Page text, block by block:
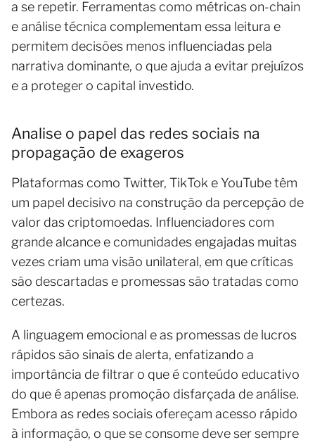
a se repetir. Ferramentas como métricas on-chain
e análise técnica complementam essa leitura e
permitem decisões menos influenciadas pela
narrativa dominante, o que ajuda a evitar prejuízos
e a proteger o capital investido.
Analise o papel das redes sociais na
propagação de exageros
Plataformas como Twitter, TikTok e YouTube têm
um papel decisivo na construção da percepção de
valor das criptomoedas. Influenciadores com
grande alcance e comunidades engajadas muitas
vezes criam uma visão unilateral, em que críticas
são descartadas e promessas são tratadas como
certezas.
A linguagem emocional e as promessas de lucros
rápidos são sinais de alerta, enfatizando a
importância de filtrar o que é conteúdo educativo
do que é apenas promoção disfarçada de análise.
Embora as redes sociais ofereçam acesso rápido
à informação, o que se consome deve ser sempre